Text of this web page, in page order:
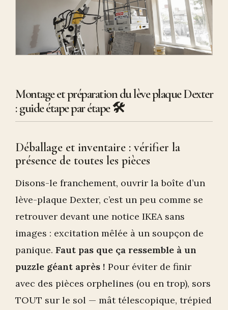
Montage et préparation du lève plaque Dexter
: guide étape par étape 🛠️
Déballage et inventaire : vérifier la
présence de toutes les pièces
Disons-le franchement, ouvrir la boîte d’un
lève-plaque Dexter, c’est un peu comme se
retrouver devant une notice IKEA sans
images : excitation mêlée à un soupçon de
panique. Faut pas que ça ressemble à un
puzzle géant après ! Pour éviter de finir
avec des pièces orphelines (ou en trop), sors
TOUT sur le sol — mât télescopique, trépied